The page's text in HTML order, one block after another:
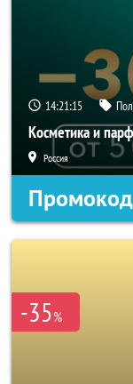
14:21:14
Косметика и
Россия
Промокод
-35%